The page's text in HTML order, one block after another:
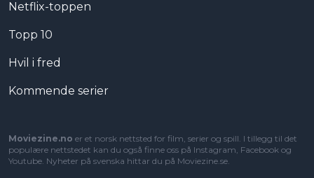
Netflix-toppen
Topp 10
Hvil i fred
Kommende serier
Moviezine.no er et norsk nettsted for film, serier og spill. I tillegg til det
populære nettstedet kan du også finne oss på Instagram, Facebook og
Youtube. Nyheter på svenska hittar du på Moviezine.se